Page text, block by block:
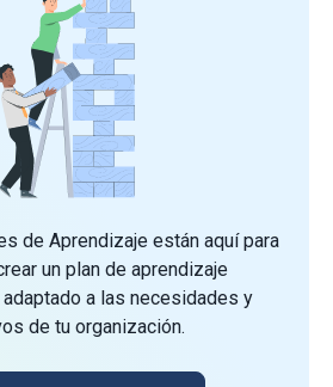
de Aprendizaje están aquí para
un plan de aprendizaje
a las necesidades y
de tu organización.